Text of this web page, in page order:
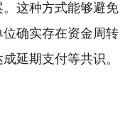
这种方式能够避免
确实存在资金周转
延期支付等共识。